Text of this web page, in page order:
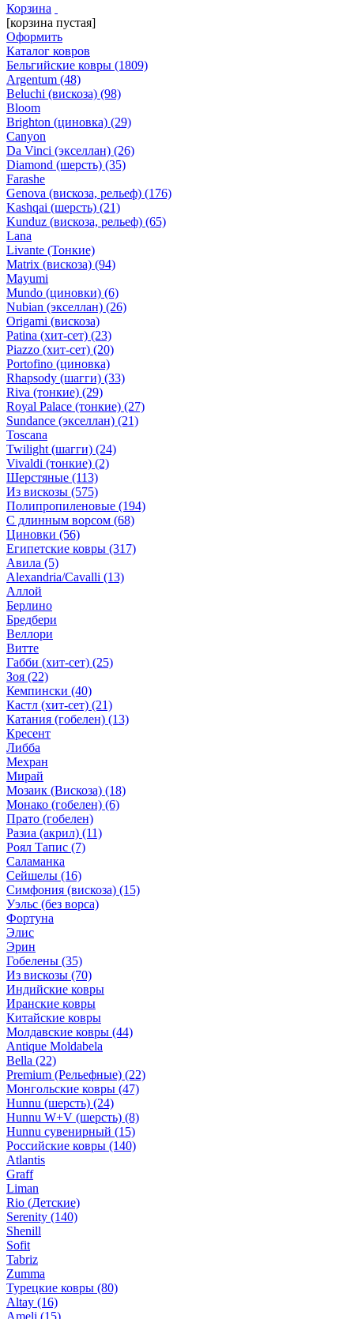
Корзина
[корзина пустая]
Оформить
Каталог ковров
Бельгийские ковры (1809)
Argentum (48)
Beluchi (вискоза) (98)
Bloom
Brighton (циновка) (29)
Canyon
Da Vinci (экселлан) (26)
Diamond (шерсть) (35)
Farashe
Genova (вискоза, рельеф) (176)
Kashqai (шерсть) (21)
Kunduz (вискоза, рельеф) (65)
Lana
Livante (Тонкие)
Matrix (вискоза) (94)
Mayumi
Mundo (циновки) (6)
Nubian (экселлан) (26)
Origami (вискоза)
Patina (хит-сет) (23)
Piazzo (хит-сет) (20)
Portofino (циновка)
Rhapsody (шагги) (33)
Riva (тонкие) (29)
Royal Palace (тонкие) (27)
Sundance (экселлан) (21)
Toscana
Twilight (шагги) (24)
Vivaldi (тонкие) (2)
Шерстяные (113)
Из вискозы (575)
Полипропиленовые (194)
С длинным ворсом (68)
Циновки (56)
Египетские ковры (317)
Авила (5)
Alexandria/Cavalli (13)
Аллой
Берлино
Бредбери
Веллори
Витте
Габби (хит-сет) (25)
Зоя (22)
Кемпински (40)
Кастл (хит-сет) (21)
Катания (гобелен) (13)
Кресент
Либба
Мехран
Мирай
Мозаик (Вискоза) (18)
Монако (гобелен) (6)
Прато (гобелен)
Разиа (акрил) (11)
Роял Тапис (7)
Саламанка
Сейшелы (16)
Симфония (вискоза) (15)
Уэльс (без ворса)
Фортуна
Элис
Эрин
Гобелены (35)
Из вискозы (70)
Индийские ковры
Иранские ковры
Китайские ковры
Молдавские ковры (44)
Antique Moldabela
Bella (22)
Premium (Рельефные) (22)
Монгольские ковры (47)
Hunnu (шерсть) (24)
Hunnu W+V (шерсть) (8)
Hunnu сувенирный (15)
Российские ковры (140)
Atlantis
Graff
Liman
Rio (Детские)
Serenity (140)
Shenill
Sofit
Tabriz
Zumma
Турецкие ковры (80)
Altay (16)
Ameli (15)